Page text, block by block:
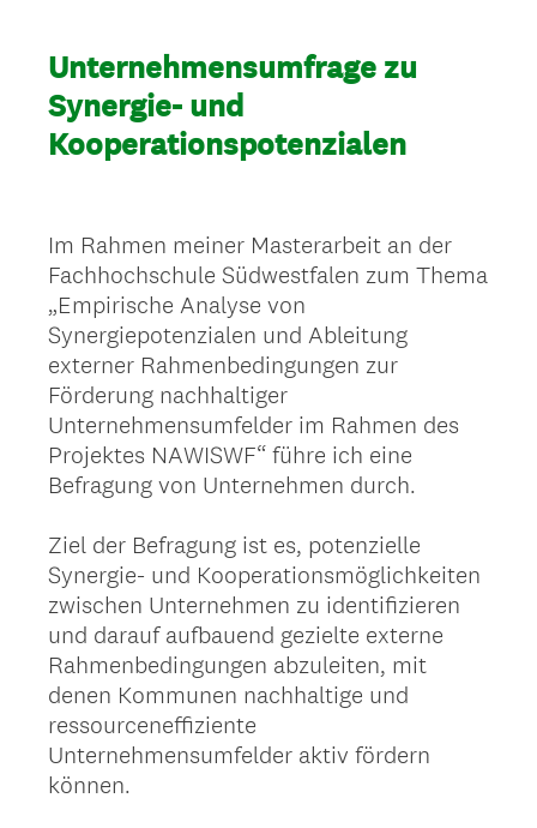
Unternehmensumfrage zu
Synergie- und
Kooperationspotenzialen
Im Rahmen meiner Masterarbeit an der
Fachhochschule Südwestfalen zum Thema
„Empirische Analyse von
Synergiepotenzialen und Ableitung
externer Rahmenbedingungen zur
Förderung nachhaltiger
Unternehmensumfelder im Rahmen des
Projektes NAWISWF“ führe ich eine
Befragung von Unternehmen durch.
Ziel der Befragung ist es, potenzielle
Synergie- und Kooperationsmöglichkeiten
zwischen Unternehmen zu identifizieren
und darauf aufbauend gezielte externe
Rahmenbedingungen abzuleiten, mit
denen Kommunen nachhaltige und
ressourceneffiziente
Unternehmensumfelder aktiv fördern
können.